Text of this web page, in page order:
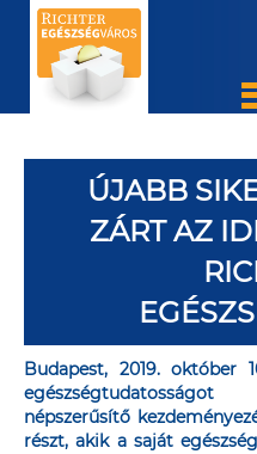
ÚJABB
ZÁRT AZ
Budapest, 2019. október
népszerűsítő
részt, akik a saját